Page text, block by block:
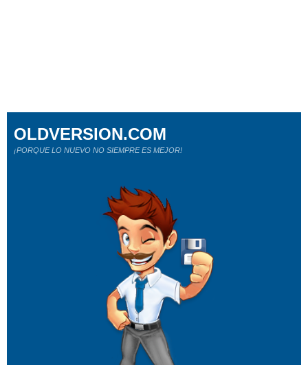
OLDVERSION.COM
¡PORQUE LO NUEVO NO SIEMPRE ES MEJOR!